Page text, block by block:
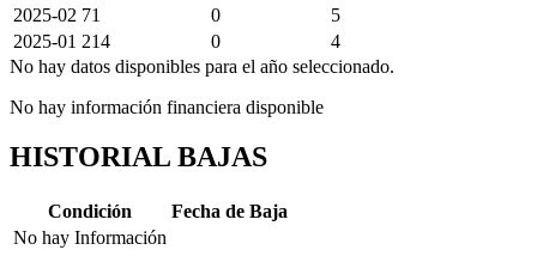
2025-02 71 0
5
2025-01 214 0
4
No hay datos disponibles para el año seleccionado.
No hay información financiera disponible
HISTORIAL BAJAS
Condición
Fecha de Baja
No hay Información